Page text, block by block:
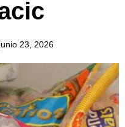
junio 23, 2026